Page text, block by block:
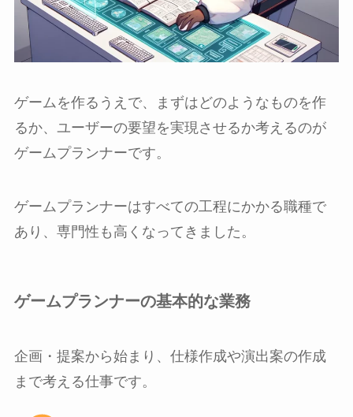
ゲームを作るうえで、まずはどのようなものを作
るか、ユーザーの要望を実現させるか考えるのが
ゲームプランナーです。
ゲームプランナーはすべての工程にかかる職種で
あり、専門性も高くなってきました。
ゲームプランナーの基本的な業務
企画・提案から始まり、仕様作成や演出案の作成
まで考える仕事です。